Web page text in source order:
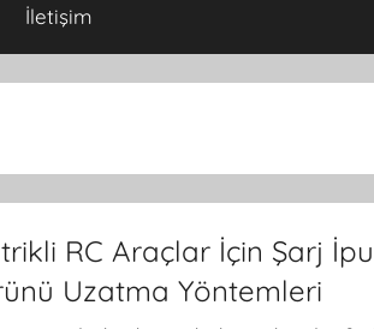
İletişim
RC Araçlar İçin Şarj
Uzatma Yöntemleri